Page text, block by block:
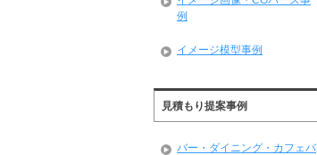
例
イメージ模型事例
見積もり提案事例
バー・ダイニング・カフェバ